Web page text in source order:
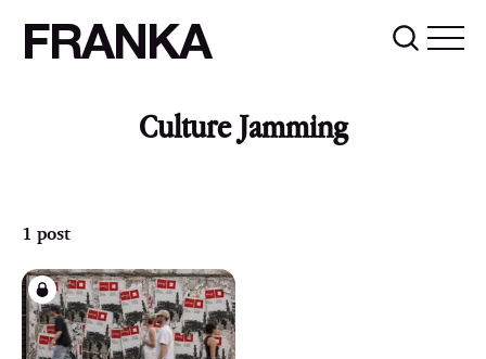
FRANKA
Culture Jamming
1 post